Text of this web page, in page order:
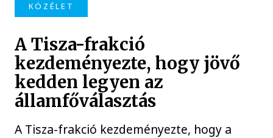
KÖZÉLET
A Tisza-frakció
kezdeményezte, hogy jövő
kedden legyen az
államfőválasztás
A Tisza-frakció kezdeményezte, hogy a